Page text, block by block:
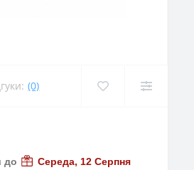
(0)
до
Середа, 12 Серпня